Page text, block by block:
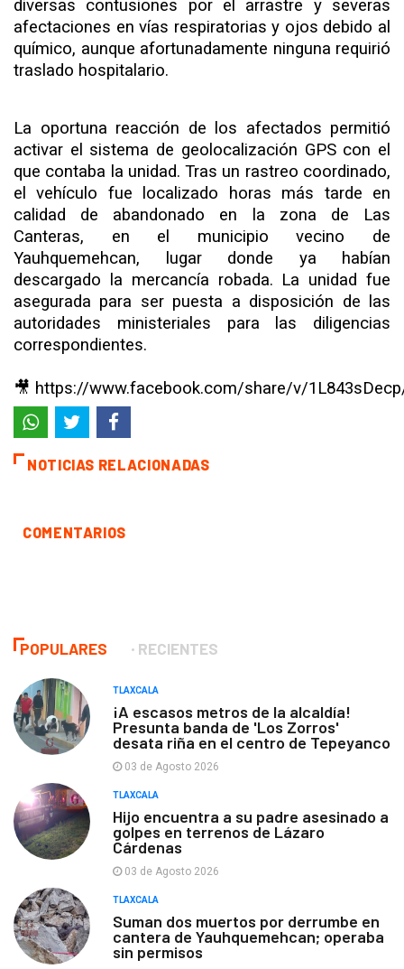
diversas contusiones por el arrastre y severas
afectaciones en vías respiratorias y ojos debido al
químico, aunque afortunadamente ninguna requirió
traslado hospitalario.
La oportuna reacción de los afectados permitió
activar el sistema de geolocalización GPS con el
que contaba la unidad. Tras un rastreo coordinado,
el vehículo fue localizado horas más tarde en
calidad de abandonado en la zona de Las
Canteras, en el municipio vecino de
Yauhquemehcan, lugar donde ya habían
descargado la mercancía robada. La unidad fue
asegurada para ser puesta a disposición de las
autoridades ministeriales para las diligencias
correspondientes.
🎥 https://www.facebook.com/share/v/
NOTICIAS RELACIONADAS
COMENTARIOS
POPULARES RECIENTES
TLAXCALA
¡A escasos metros de la alcaldía!
Presunta banda de 'Los Zorros'
desata riña en el centro de Tepeyanco
03 de Agosto 2026
TLAXCALA
Hijo encuentra a su padre asesinado a
golpes en terrenos de Lázaro
Cárdenas
03 de Agosto 2026
TLAXCALA
Suman dos muertos por derrumbe en
cantera de Yauhquemehcan; operaba
sin permisos